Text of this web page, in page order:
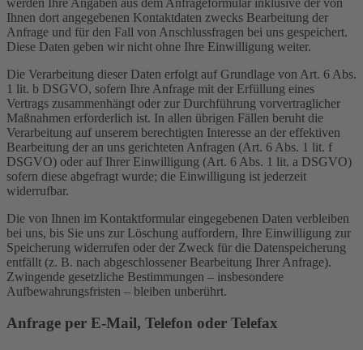
werden Ihre Angaben aus dem Anfrageformular inklusive der von
Ihnen dort angegebenen Kontaktdaten zwecks Bearbeitung der
Anfrage und für den Fall von Anschlussfragen bei uns gespeichert.
Diese Daten geben wir nicht ohne Ihre Einwilligung weiter.
Die Verarbeitung dieser Daten erfolgt auf Grundlage von Art. 6 Abs.
1 lit. b DSGVO, sofern Ihre Anfrage mit der Erfüllung eines
Vertrags zusammenhängt oder zur Durchführung vorvertraglicher
Maßnahmen erforderlich ist. In allen übrigen Fällen beruht die
Verarbeitung auf unserem berechtigten Interesse an der effektiven
Bearbeitung der an uns gerichteten Anfragen (Art. 6 Abs. 1 lit. f
DSGVO) oder auf Ihrer Einwilligung (Art. 6 Abs. 1 lit. a DSGVO)
sofern diese abgefragt wurde; die Einwilligung ist jederzeit
widerrufbar.
Die von Ihnen im Kontaktformular eingegebenen Daten verbleiben
bei uns, bis Sie uns zur Löschung auffordern, Ihre Einwilligung zur
Speicherung widerrufen oder der Zweck für die Datenspeicherung
entfällt (z. B. nach abgeschlossener Bearbeitung Ihrer Anfrage).
Zwingende gesetzliche Bestimmungen – insbesondere
Aufbewahrungsfristen – bleiben unberührt.
Anfrage per E-Mail, Telefon oder Telefax